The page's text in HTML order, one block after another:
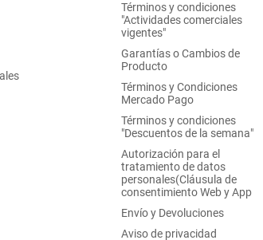
Términos y condiciones
"Actividades comerciales
vigentes"
Garantías o Cambios de
Producto
Términos y Condiciones
Mercado Pago
Términos y condiciones
"Descuentos de la semana"
Autorización para el
tratamiento de datos
personales(Cláusula de
consentimiento Web y App
Envío y Devoluciones
Aviso de privacidad